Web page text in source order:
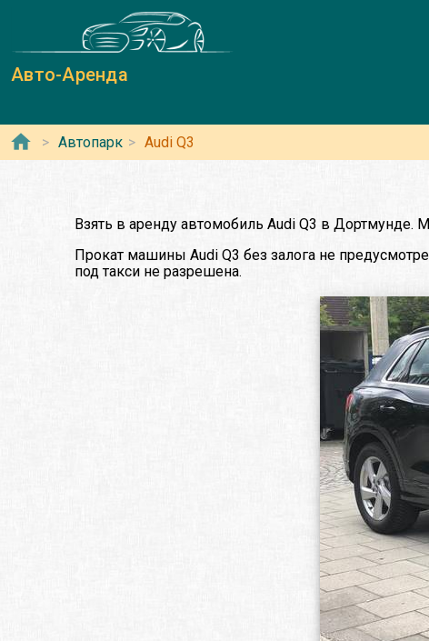
Авто-Аренда
Автопарк Audi Q3
Взять в аренду автомобиль Audi Q3 в Дортмунде.
Прокат машины Audi Q3 без залога не
под такси не разрешена.